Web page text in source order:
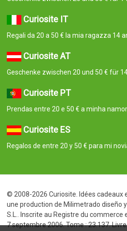
Curiosite IT
Regali da 20 a 50 € la mia ragazza 14
Curiosite AT
Geschenke zwischen 20 und 50 € für
Curiosite PT
Prendas entre 20 e 50 € a minha
Curiosite ES
Regalos de entre 20 y 50 € para mi
© 2008-2026 Curiosite. Idées cadeaux
une production de Milimetrado diseño
S.L.. Inscrite au Registre du commerce
7 septembre 2006. Tome : 23.137. Livre